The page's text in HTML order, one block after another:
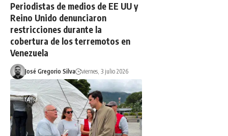
Periodistas de medios de EE UU y
Reino Unido denunciaron
restricciones durante la
cobertura de los terremotos en
Venezuela
José Gregorio Silva viernes, 3 julio 2026